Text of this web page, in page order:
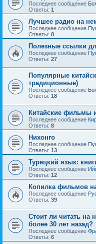
Последнее сообщение
Ответы: 1
Лучшее радио на
Последнее сообщение
Ответы: 8
Полезные ссылки
Последнее сообщение
Ответы: 27
Популярные
традиционные)
Последнее сообщение
Ответы: 18
Китайские фильмы
Последнее сообщение
Ответы: 8
Нихонго
Последнее сообщение
Ответы: 13
Турецкий язык:
Последнее сообщение
Ответы: 12
Копилка фильмов
Последнее сообщение
Ответы: 39
Стоит ли читать на
более 30 лет назад?
Последнее сообщение
Ответы: 6